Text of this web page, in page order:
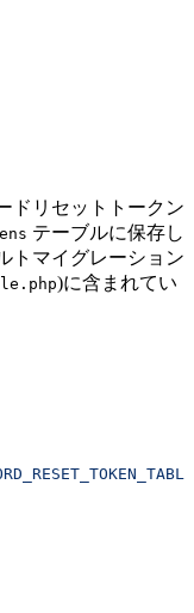
ドリセットトークン
テーブルに保存し
トマイグレーション
)に含まれてい